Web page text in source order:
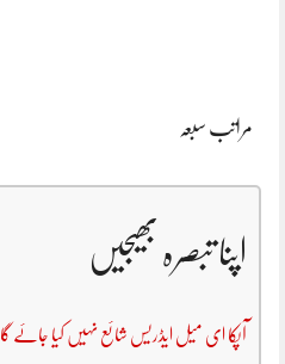
مراتب سبعہ
اپنا تبصرہ بھیجیں
آپکا ای میل ایڈریس شائع نہیں کیا جائے گا